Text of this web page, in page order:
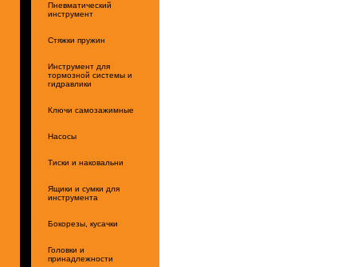
Пневматический
инструмент
Стяжки пружин
Инструмент для
тормозной системы и
гидравлики
Ключи самозажимные
Насосы
Тиски и наковальни
Ящики и сумки для
инструмента
Бокорезы, кусачки
Головки и
принадлежности